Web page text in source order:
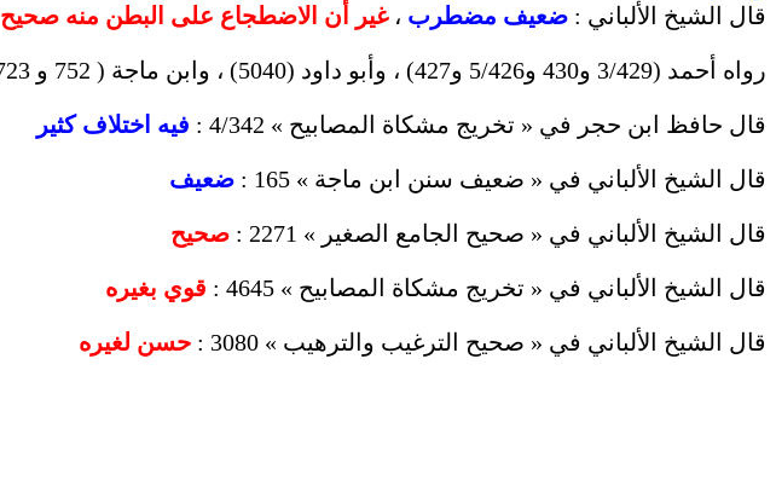
قال الشيخ الألباني : ضعيف مضطرب ،غير أن الاضطجاع على البطن منه صحيح
رواه أحمد (3/429 و430 و5/426 و427) ، وأبو داود (5040) ، وابن ماجة ( 752 و 3723 ) ، وابن حبان (5550).
قال حافظ ابن حجر في « تخريج مشكاة المصابيح » 4/342 : فيه اختلاف كثير
قال الشيخ الألباني في « ضعيف سنن ابن ماجة » 165 : ضعيف
قال الشيخ الألباني في « صحيح الجامع الصغير » 2271 : صحيح
قال الشيخ الألباني في « تخريج مشكاة المصابيح » 4645 : قوي بغيره
قال الشيخ الألباني في « صحيح الترغيب والترهيب » 3080 : حسن لغيره